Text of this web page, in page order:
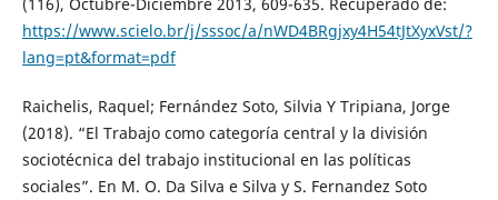
https://www.scielo.br/j/sssoc/a/nWD4BRgjxy4H54tJtXyxVst/?
lang=pt&format=pdf
Raichelis, Raquel; Fernández Soto, Silvia Y Tripiana, Jorge
(2018). “El Trabajo como categoría central y la división
sociotécnica del trabajo institucional en las políticas
sociales”. En M. O. Da Silva e Silva y S. Fernandez Soto